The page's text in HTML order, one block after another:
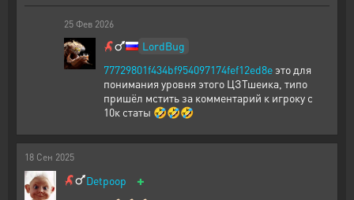
25 Фев 2026
LordBug
77729801f434bf954097174fef12ed8e это для
понимания уровня этого ЦЗТшеика, типо
пришёл мстить за комментарий к игроку с
10к статы 🤣🤣🤣
18 Сен 2025
Detpoop +